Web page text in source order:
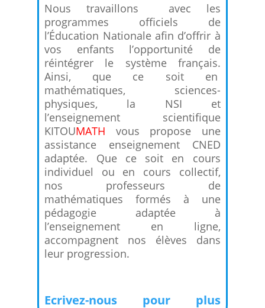
Nous travaillons avec les
programmes officiels de
l’Éducation Nationale afin d’offrir à
vos enfants l’opportunité de
réintégrer le système français.
Ainsi, que ce soit en
mathématiques, sciences-
physiques, la NSI et
l’enseignement scientifique
KITOUMATH vous propose une
assistance enseignement CNED
adaptée. Que ce soit en cours
individuel ou en cours collectif,
nos professeurs de
mathématiques formés à une
pédagogie adaptée à
l’enseignement en ligne,
accompagnent nos élèves dans
leur progression.
Ecrivez-nous pour plus